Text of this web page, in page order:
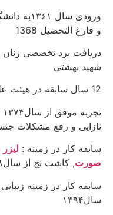
ورودی
و فارغ التحصیل 1368
شهید بهشتی
12 سال سابقه در هیئت علمی در دانشگاه علوم پزشکی اراک
نازایی و رفع مشکلات
سابقه کار در زمینه :
صورت, کاشت نخ از سال۱۳۶۸
سابقه کار در زمینه
سال۱۳۹۴